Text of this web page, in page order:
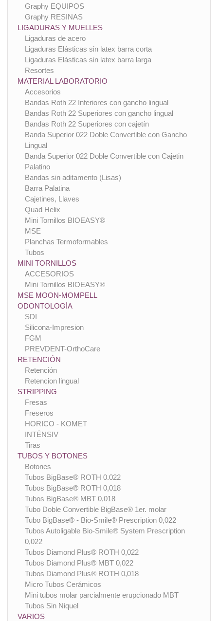
Graphy EQUIPOS
Graphy RESINAS
LIGADURAS Y MUELLES
Ligaduras de acero
Ligaduras Elásticas sin latex barra corta
Ligaduras Elásticas sin latex barra larga
Resortes
MATERIAL LABORATORIO
Accesorios
Bandas Roth 22 Inferiores con gancho lingual
Bandas Roth 22 Superiores con gancho lingual
Bandas Roth 22 Superiores con cajetín
Banda Superior 022 Doble Convertible con Gancho
Lingual
Banda Superior 022 Doble Convertible con Cajetin
Palatino
Bandas sin aditamento (Lisas)
Barra Palatina
Cajetines, Llaves
Quad Helix
Mini Tornillos BIOEASY®
MSE
Planchas Termoformables
Tubos
MINI TORNILLOS
ACCESORIOS
Mini Tornillos BIOEASY®
MSE MOON-MOMPELL
ODONTOLOGÍA
SDI
Silicona-Impresion
FGM
PREVDENT-OrthoCare
RETENCIÓN
Retención
Retencion lingual
STRIPPING
Fresas
Freseros
HORICO - KOMET
INTËNSIV
Tiras
TUBOS Y BOTONES
Botones
Tubos BigBase® ROTH 0.022
Tubos BigBase® ROTH 0,018
Tubos BigBase® MBT 0,018
Tubo Doble Convertible BigBase® 1er. molar
Tubo BigBase® - Bio-Smile® Prescription 0,022
Tubos Autoligable Bio-Smile® System Prescription
0,022
Tubos Diamond Plus® ROTH 0,022
Tubos Diamond Plus® MBT 0,022
Tubos Diamond Plus® ROTH 0,018
Micro Tubos Cerámicos
Mini tubos molar parcialmente erupcionado MBT
Tubos Sin Niquel
VARIOS